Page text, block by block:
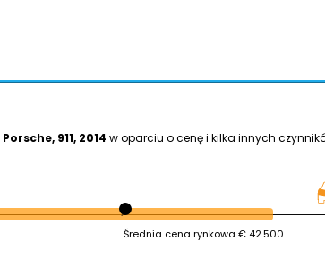
Porsche, 911, 2014 w oparciu o cenę i kilka innych
Średnia cena rynkowa € 42.500